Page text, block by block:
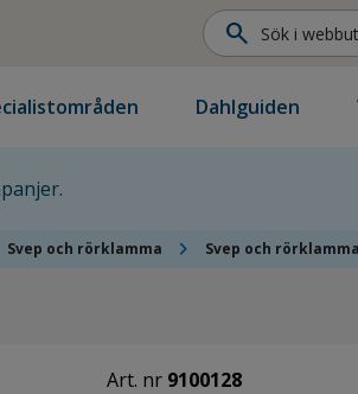
search
Dahlguiden
Svep och rörklamma chevron_right Svep och rörklamma
Art. nr 9100128